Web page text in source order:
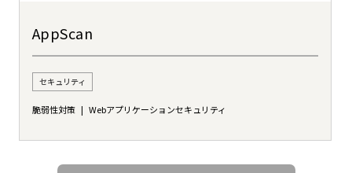
AppScan
セキュリティ
脆弱性対策 Webアプリケーションセキュリティ